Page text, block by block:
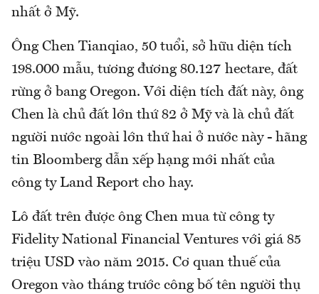
nhất ở Mỹ.
Ông Chen Tianqiao, 50 tuổi, sở hữu diện tích
198.000 mẫu, tương đương 80.127 hectare, đất
rừng ở bang Oregon. Với diện tích đất này, ông
Chen là chủ đất lớn thứ 82 ở Mỹ và là chủ đất
người nước ngoài lớn thứ hai ở nước này - hãng
tin Bloomberg dẫn xếp hạng mới nhất của
công ty Land Report cho hay.
Lô đất trên được ông Chen mua từ công ty
Fidelity National Financial Ventures với giá 85
triệu USD vào năm 2015. Cơ quan thuế của
Oregon vào tháng trước công bố tên người thụ